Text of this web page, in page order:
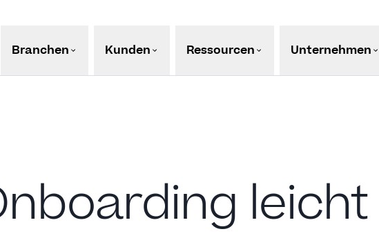
Branchen Kunden Ressourcen Unternehmen